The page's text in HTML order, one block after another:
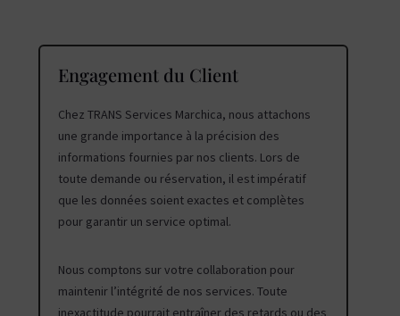
Engagement du Client
Chez TRANS Services Marchica, nous attachons
une grande importance à la précision des
informations fournies par nos clients. Lors de
toute demande ou réservation, il est impératif
que les données soient exactes et complètes
pour garantir un service optimal.
Nous comptons sur votre collaboration pour
maintenir l’intégrité de nos services. Toute
inexactitude pourrait entraîner des retards ou des